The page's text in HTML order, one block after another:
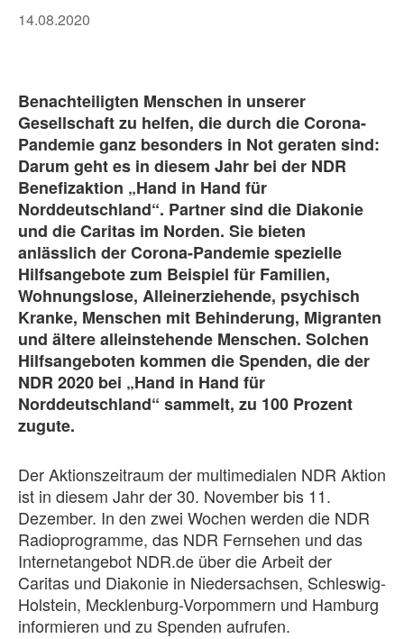
14.08.2020
Benachteiligten Menschen in unserer
Gesellschaft zu helfen, die durch die Corona-
Pandemie ganz besonders in Not geraten sind:
Darum geht es in diesem Jahr bei der NDR
Benefizaktion „Hand in Hand für
Norddeutschland“. Partner sind die Diakonie
und die Caritas im Norden. Sie bieten
anlässlich der Corona-Pandemie spezielle
Hilfsangebote zum Beispiel für Familien,
Wohnungslose, Alleinerziehende, psychisch
Kranke, Menschen mit Behinderung, Migranten
und ältere alleinstehende Menschen. Solchen
Hilfsangeboten kommen die Spenden, die der
NDR 2020 bei „Hand in Hand für
Norddeutschland“ sammelt, zu 100 Prozent
zugute.
Der Aktionszeitraum der multimedialen NDR Aktion
ist in diesem Jahr der 30. November bis 11.
Dezember. In den zwei Wochen werden die NDR
Radioprogramme, das NDR Fernsehen und das
Internetangebot NDR.de über die Arbeit der
Caritas und Diakonie in Niedersachsen, Schleswig-
Holstein, Mecklenburg-Vorpommern und Hamburg
informieren und zu Spenden aufrufen.